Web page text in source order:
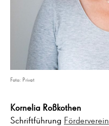
Foto: Privat
Kornelia Roßkothen
Schriftführung Förderverein